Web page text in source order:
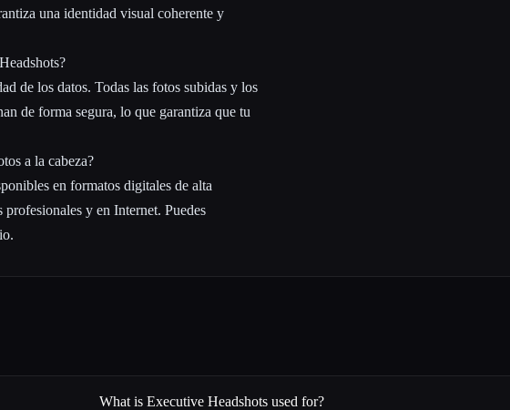
una identidad visual coherente y
de los datos. Todas las fotos subidas y los
de forma segura, lo que garantiza que tu
a la cabeza?
en formatos digitales de alta
y en Internet. Puedes
What is Executive Headshots used for?